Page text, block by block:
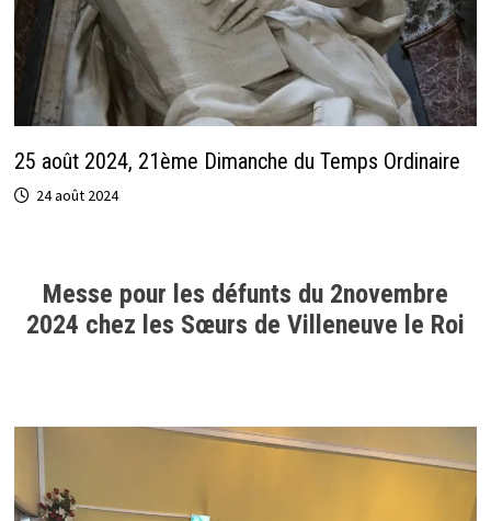
25 août 2024, 21ème Dimanche du Temps Ordinaire
24 août 2024
Messe pour les défunts du 2novembre
2024 chez les Sœurs de Villeneuve le Roi